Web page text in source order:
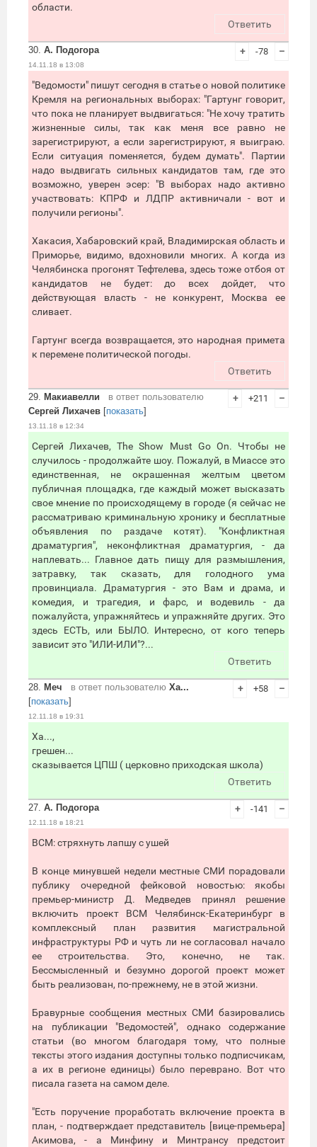
области.
Ответить
30. А. Подогора
14.11.18 в 13:08
+ -78 –
"Ведомости" пишут сегодня в статье о новой политике
Кремля на региональных выборах: "Гартунг говорит,
что пока не планирует выдвигаться: "Не хочу тратить
жизненные силы, так как меня все равно не
зарегистрируют, а если зарегистрируют, я выиграю.
Если ситуация поменяется, будем думать". Партии
надо выдвигать сильных кандидатов там, где это
возможно, уверен эсер: "В выборах надо активно
участвовать: КПРФ и ЛДПР активничали - вот и
получили регионы".
Хакасия, Хабаровский край, Владимирская область и
Приморье, видимо, вдохновили многих. А когда из
Челябинска прогонят Тефтелева, здесь тоже отбоя от
кандидатов не будет: до всех дойдет, что
действующая власть - не конкурент, Москва ее
сливает.
Гартунг всегда возвращается, это народная примета
к перемене политической погоды.
Ответить
29. Макиавелли
в ответ пользователю
Сергей Лихачев [показать]
13.11.18 в 12:34
+ +211 –
Сергей Лихачев, The Show Must Go On. Чтобы не
случилось - продолжайте шоу. Пожалуй, в Миассе это
единственная, не окрашенная желтым цветом
публичная площадка, где каждый может высказать
свое мнение по происходящему в городе (я сейчас не
рассматриваю криминальную хронику и бесплатные
объявления по раздаче котят). "Конфликтная
драматургия", неконфликтная драматургия, - да
наплевать... Главное дать пищу для размышления,
затравку, так сказать, для голодного ума
провинциала. Драматургия - это Вам и драма, и
комедия, и трагедия, и фарс, и водевиль - да
пожалуйста, упражняйтесь и упражняйте других. Это
здесь ЕСТЬ, или БЫЛО. Интересно, от кого теперь
зависит это "ИЛИ-ИЛИ"?...
Ответить
28. Меч в ответ пользователю Ха...
[показать]
12.11.18 в 19:31
+ +58 –
Ха...,
грешен...
сказывается ЦПШ ( церковно приходская школа)
Ответить
27. А. Подогора
12.11.18 в 18:21
+ -141 –
ВСМ: стряхнуть лапшу с ушей
В конце минувшей недели местные СМИ порадовали
публику очередной фейковой новостью: якобы
премьер-министр Д. Медведев принял решение
включить проект ВСМ Челябинск-Екатеринбург в
комплексный план развития магистральной
инфраструктуры РФ и чуть ли не согласовал начало
ее строительства. Это, конечно, не так.
Бессмысленный и безумно дорогой проект может
быть реализован, по-прежнему, не в этой жизни.
Бравурные сообщения местных СМИ базировались
на публикации "Ведомостей", однако содержание
статьи (во многом благодаря тому, что полные
тексты этого издания доступны только подписчикам,
а их в регионе единицы) было переврано. Вот что
писала газета на самом деле.
"Есть поручение проработать включение проекта в
план, - подтверждает представитель [вице-премьера]
Акимова, - а Минфину и Минтрансу предстоит